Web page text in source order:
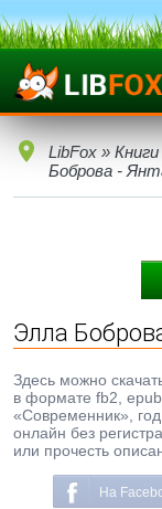
LibFox » Книги
Боброва -
Элла
Здесь можно
в формате fb2,
«Современник»,
онлайн без
или прочесть
На